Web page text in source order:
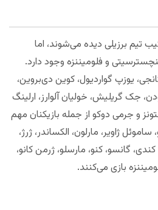
تیم برزیلی دیده می‌شوند، اما
و فلومیننزه وجود دارد.
یوزپ گواردیول، کوین دی‌بروین،
جک گریلیش، خولیان آلوارز، ارلینگ
و جرمی دوکو از جمله بازیکنان مهم
ژاویر، مارلون، الکساندر، ژرژ،
گانسو، کنو، مارسلو، ژرمن کانو،
بازی می‌کنند.